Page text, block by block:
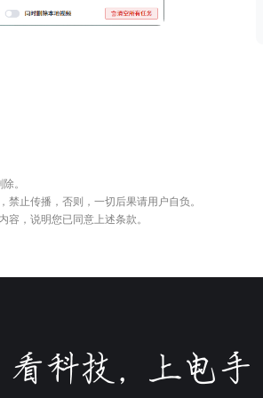
。
止传播，否则，一切后果请用户自负。
，说明您已同意上述条款。